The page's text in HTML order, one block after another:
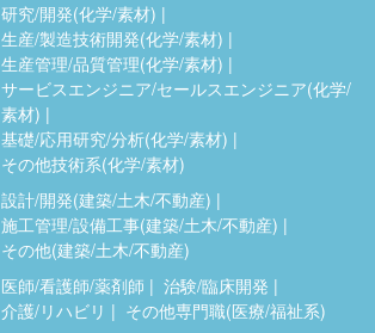
研究/開発(化学/素材)
生産/製造技術開発(化学/素材)
生産管理/品質管理(化学/素材)
サービスエンジニア/セールスエンジニア(化学/
素材)
基礎/応用研究/分析(化学/素材)
その他技術系(化学/素材)
設計/開発(建築/土木/不動産)
施工管理/設備工事(建築/土木/不動産)
その他(建築/土木/不動産)
医師/看護師/薬剤師
治験/臨床開発
介護/リハビリ
その他専門職(医療/福祉系)